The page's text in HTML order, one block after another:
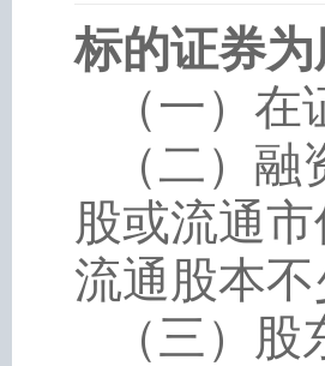
标的证券
（一）在
（二）融
股或流通
流通股本
（三）股